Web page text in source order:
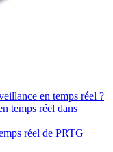
en temps réel ?
temps réel dans
réel de PRTG